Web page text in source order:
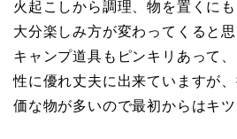
火起こしから調理、物を置くに
大分楽しみ方が変わってくると思
キャンプ道具もピンキリあって
性に優れ丈夫に出来ていますが
価な物が多いので最初からはキツ